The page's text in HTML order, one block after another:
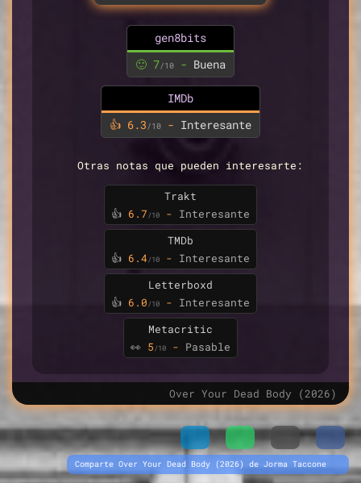
gen8bits
🙂 7/10 - Buena
IMDb
👍 6.3/10 - Interesante
Otras notas que pueden interesarte:
Trakt
👍 6.7 /10 - Interesante
TMDb
👍 6.4/10 - Interesante
Letterboxd
👍 6.0 /10 - Interesante
Metacritic
👀 5 /10 - Pasable
Over Your Dead Body (2026)
Comparte Over Your Dead Body (2026) de Jorma Taccone